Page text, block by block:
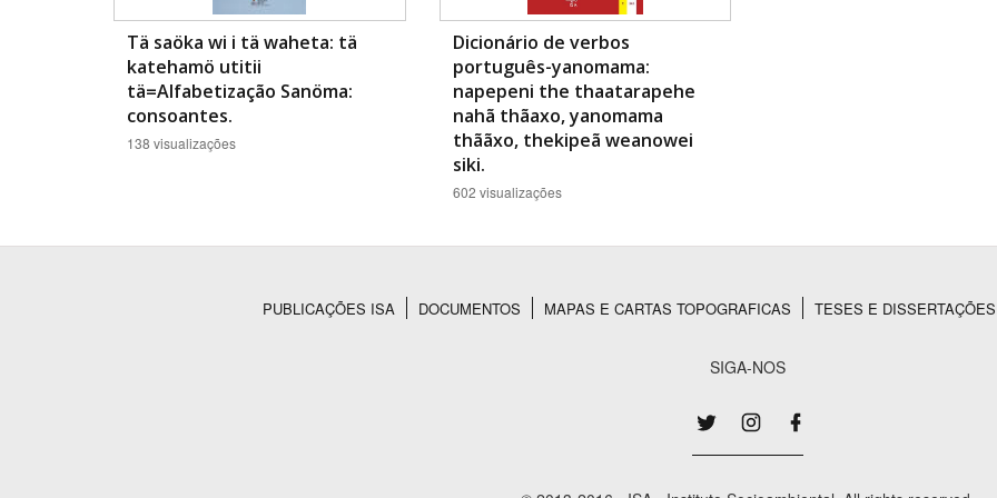
Tä saöka wi i tä waheta: tä
katehamö utitii
tä=Alfabetização Sanöma:
consoantes.
138 visualizações
Dicionário de verbos
português-yanomama:
napepeni the thaatarapehe
nahã thãaxo, yanomama
thããxo, thekipeã weanowei
siki.
602 visualizações
PUBLICAÇÕES ISA DOCUMENTOS MAPAS E CARTAS TOPOGRAFICAS TESES E DISSERTAÇÕES
SIGA-NOS